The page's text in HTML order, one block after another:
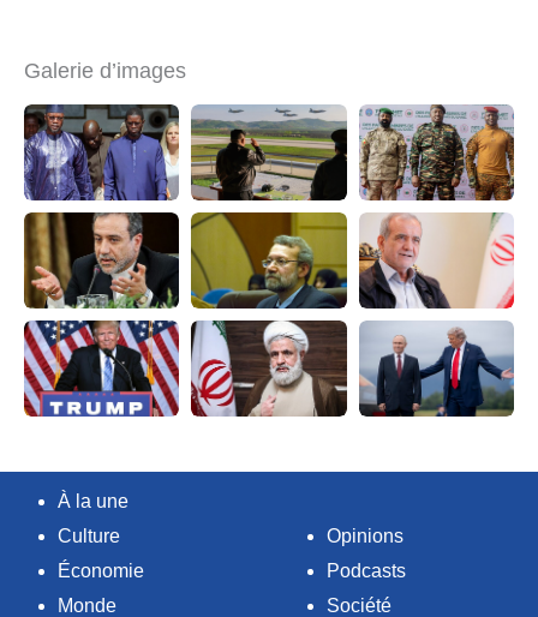
Galerie d’images
À la une
Culture
Économie
Monde
Opinions
Podcasts
Société